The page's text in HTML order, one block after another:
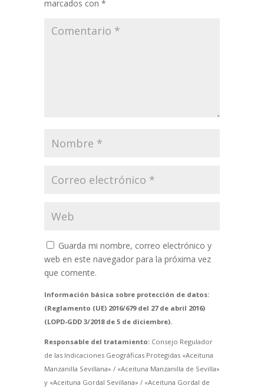
marcados con *
Guarda mi nombre, correo electrónico y
web en este navegador para la próxima vez
que comente.
Información básica sobre protección de datos:
(Reglamento (UE) 2016/679 del 27 de abril 2016)
(LOPD-GDD 3/2018 de 5 de diciembre).
Responsable del tratamiento:Consejo Regulador
de las Indicaciones Geográficas Protegidas «Aceituna
Manzanilla Sevillana» / «Aceituna Manzanilla de Sevilla»
y «Aceituna Gordal Sevillana» / «Aceituna Gordal de